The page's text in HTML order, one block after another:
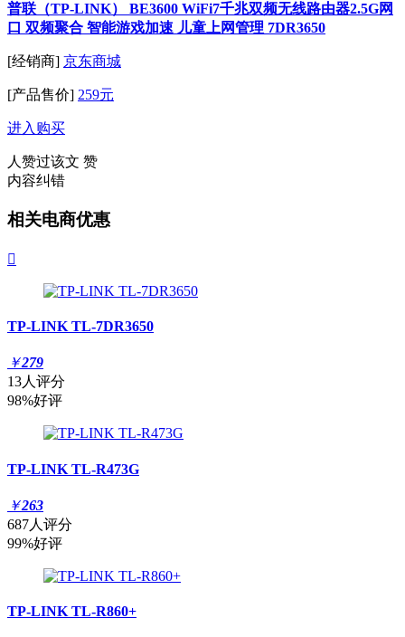
普联（TP-LINK） BE3600 WiFi7千兆双频无线路由器2.5G网
口 双频聚合 智能游戏加速 儿童上网管理 7DR3650
[经销商] 京东商城
[产品售价] 259元
进入购买
人赞过该文 赞
内容纠错
相关电商优惠

TP-LINK TL-7DR3650
￥279
13人评分
98%好评
TP-LINK TL-R473G
￥263
687人评分
99%好评
TP-LINK TL-R860+